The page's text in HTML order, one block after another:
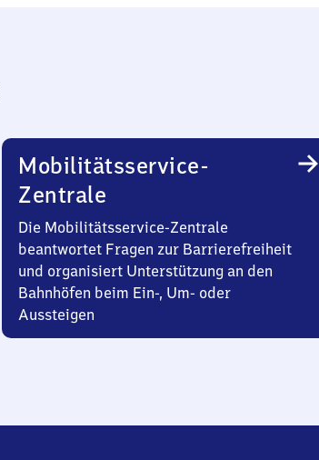
Mobilitätsservice-
Zentrale
Die Mobilitätsservice-Zentrale
beantwortet Fragen zur Barrierefreiheit
und organisiert Unterstützung an den
Bahnhöfen beim Ein-, Um- oder
Aussteigen